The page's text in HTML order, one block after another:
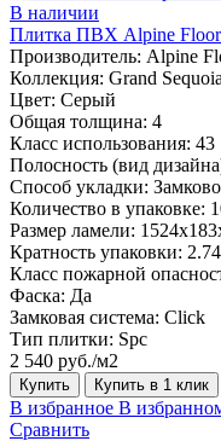
В наличии
Плитка ПВХ Alpine Floor
Производитель: Alpine
Коллекция: Grand Sequoia
Цвет: Серый
Общая толщина: 4
Класс использования: 43
Полосность (вид
Способ укладки:
Количество в упаковке:
Размер ламели:
Кратность упаковки: 2.74
Класс пожарной
Фаска: Да
Замковая система: Click
Тип плитки: Spc
2 540 руб./м2
Купить Купить в 1 клик
В избранное В
Сравнить